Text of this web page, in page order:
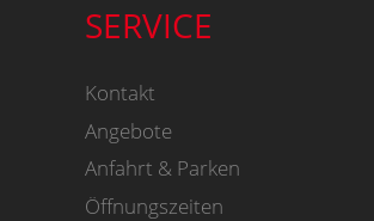
SERVICE
Kontakt
Angebote
Anfahrt & Parken
Öffnungszeiten